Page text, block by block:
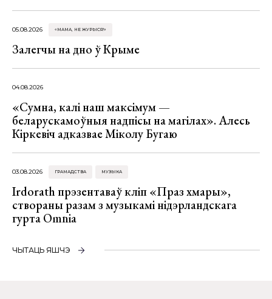
05.08.2026 «МАМА, НЕ ЖУРЫСЯ!»
Залегчы на дно ў Крыме
04.08.2026
«Сумна, калі наш максімум —
беларускамоўныя надпісы на магілах». Алесь
Кіркевіч адказвае Міколу Бугаю
03.08.2026 ГРАМАДСТВА МУЗЫКА
Irdorath прэзентаваў кліп «Праз хмары»,
створаны разам з музыкамі нідэрландскага
гурта Omnia
ЧЫТАЦЬ ЯШЧЭ